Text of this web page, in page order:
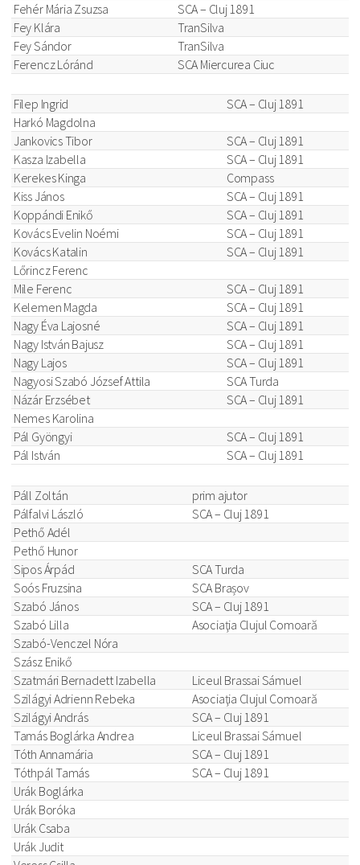
Fehér Mária Zsuzsa
SCA – Cluj 1891
Fey Klára
TranSilva
Fey Sándor
TranSilva
Ferencz Lóránd
SCA Miercurea Ciuc
Filep Ingrid
SCA – Cluj 1891
Harkó Magdolna
Jankovics Tibor
SCA – Cluj 1891
Kasza Izabella
SCA – Cluj 1891
Kerekes Kinga
Compass
Kiss János
SCA – Cluj 1891
Koppándi Enikő
SCA – Cluj 1891
Kovács Evelin Noémi
SCA – Cluj 1891
Kovács Katalin
SCA – Cluj 1891
Lőrincz Ferenc
Mile Ferenc
SCA – Cluj 1891
Kelemen Magda
SCA – Cluj 1891
Nagy Éva Lajosné
SCA – Cluj 1891
Nagy István Bajusz
SCA – Cluj 1891
Nagy Lajos
SCA – Cluj 1891
Nagyosi Szabó József Attila
SCA Turda
Názár Erzsébet
SCA – Cluj 1891
Nemes Karolina
Pál Gyöngyi
SCA – Cluj 1891
Pál István
SCA – Cluj 1891
Páll Zoltán
prim ajutor
Pálfalvi László
SCA – Cluj 1891
Pethő Adél
Pethő Hunor
Sipos Árpád
SCA Turda
Soós Fruzsina
SCA Brașov
Szabó János
SCA – Cluj 1891
Szabó Lilla
Asociaţia Clujul Comoară
Szabó-Venczel Nóra
Szász Enikő
Szatmári Bernadett Izabella
Liceul Brassai Sámuel
Szilágyi Adrienn Rebeka
Asociaţia Clujul Comoară
Szilágyi András
SCA – Cluj 1891
Tamás Boglárka Andrea
Liceul Brassai Sámuel
Tóth Annamária
SCA – Cluj 1891
Tóthpál Tamás
SCA – Cluj 1891
Urák Boglárka
Urák Boróka
Urák Csaba
Urák Judit